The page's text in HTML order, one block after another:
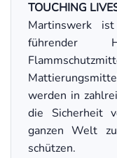
TOUCHING
Martinswerk
führender
werden in
die Sicherheit
ganzen Welt
schützen.